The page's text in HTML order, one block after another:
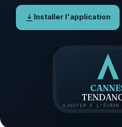
Installer l'application
AJOUTER À